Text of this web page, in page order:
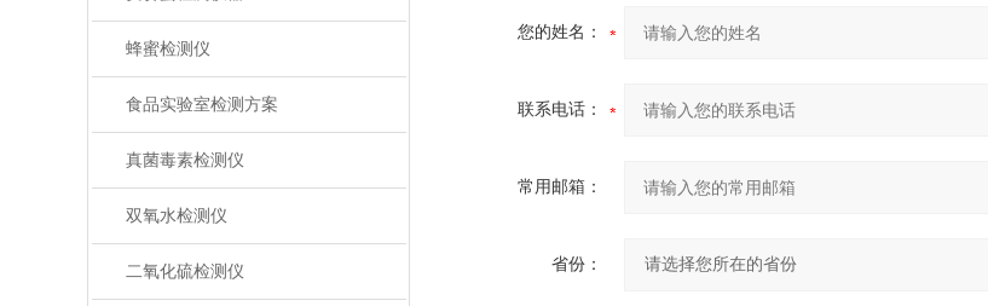
蜂蜜检测仪
食品实验室检测方案
真菌毒素检测仪
双氧水检测仪
二氧化硫检测仪
您的姓名：
联系电话：
常用邮箱：
省份：